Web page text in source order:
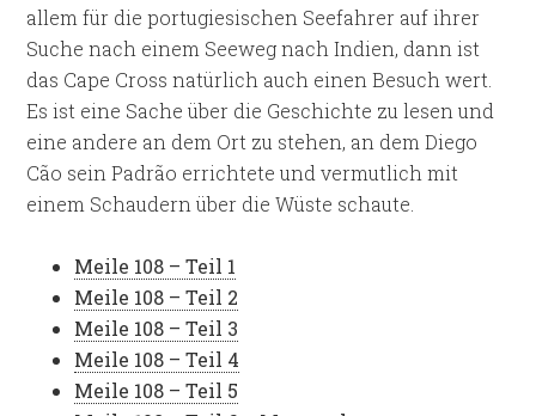
allem für die portugiesischen Seefahrer auf ihrer
Suche nach einem Seeweg nach Indien, dann ist
das Cape Cross natürlich auch einen Besuch wert.
Es ist eine Sache über die Geschichte zu lesen und
eine andere an dem Ort zu stehen, an dem Diego
Cão sein Padrão errichtete und vermutlich mit
einem Schaudern über die Wüste schaute.
Meile 108 – Teil 1
Meile 108 – Teil 2
Meile 108 – Teil 3
Meile 108 – Teil 4
Meile 108 – Teil 5